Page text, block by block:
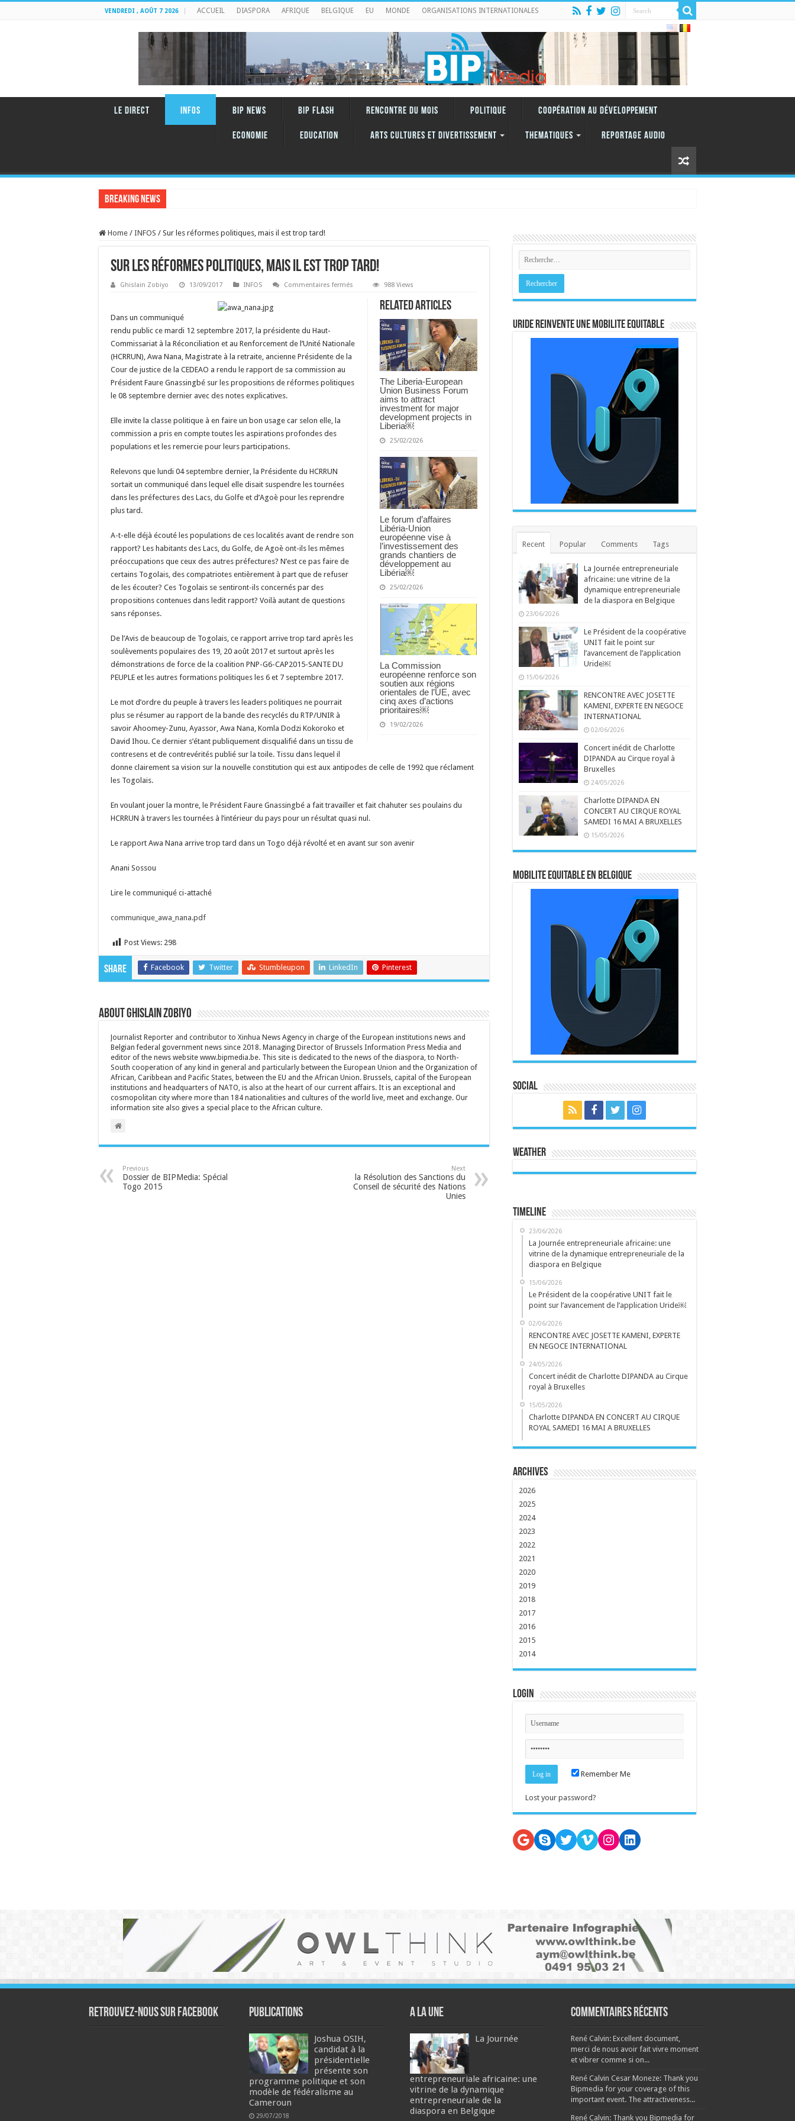
VENDREDI , AOÛT 7 2026 ACCUEIL DIASPORA AFRIQUE BELGIQUE EU MONDE ORGANISATIONS INTERNATIONALES
LE DIRECT INFOS BIP NEWS BIP FLASH RENCONTRE DU MOIS Politique Coopération au Développement
Economie Education ARTS CULTURES ET DIVERTISSEMENT THEMATIQUES REPORTAGE AUDIO
Breaking News
Home / INFOS / Sur les réformes politiques, mais il est trop tard!
Sur les réformes politiques, mais il est trop tard!
Ghislain Zobiyo 13/09/2017 INFOS Commentaires fermés
trop
988 Views
Related Articles
The Liberia-European
Union Business Forum
aims to attract
investment for major
development projects in
Liberia￼
25/02/2026
Le forum d’affaires
Libéria-Union
européenne vise à
l’investissement des
grands chantiers de
développement au
Libéria￼
25/02/2026
La Commission
européenne renforce son
soutien aux régions
orientales de l’UE, avec
cinq axes d’actions
prioritaires￼
19/02/2026
Dans un communiqué
rendu public ce mardi 12 septembre 2017, la présidente du Haut-
Commissariat à la Réconciliation et au Renforcement de l’Unité Nationale
(HCRRUN), Awa Nana, Magistrate à la retraite, ancienne Présidente de la
Cour de justice de la CEDEAO a rendu le rapport de sa commission au
Président Faure Gnassingbé sur les propositions de réformes politiques
le 08 septembre dernier avec des notes explicatives.
Elle invite la classe politique à en faire un bon usage car selon elle, la
commission a pris en compte toutes les aspirations profondes des
populations et les remercie pour leurs participations.
Relevons que lundi 04 septembre dernier, la Présidente du HCRRUN
sortait un communiqué dans lequel elle disait suspendre les tournées
dans les préfectures des Lacs, du Golfe et d’Agoè pour les reprendre
plus tard.
A-t-elle déjà écouté les populations de ces localités avant de rendre son
rapport? Les habitants des Lacs, du Golfe, de Agoè ont-ils les mêmes
préoccupations que ceux des autres préfectures? N’est ce pas faire de
certains Togolais, des compatriotes entièrement à part que de refuser
de les écouter? Ces Togolais se sentiront-ils concernés par des
propositions contenues dans ledit rapport? Voilà autant de questions
sans réponses.
De l’Avis de beaucoup de Togolais, ce rapport arrive trop tard après les
soulèvements populaires des 19, 20 août 2017 et surtout après les
démonstrations de force de la coalition PNP-G6-CAP2015-SANTE DU
PEUPLE et les autres formations politiques les 6 et 7 septembre 2017.
Le mot d’ordre du peuple à travers les leaders politiques ne pourrait
plus se résumer au rapport de la bande des recyclés du RTP/UNIR à
savoir Ahoomey-Zunu, Ayassor, Awa Nana, Komla Dodzi Kokoroko et
David Ihou. Ce dernier s’étant publiquement disqualifié dans un tissu de
contresens et de contrevérités publié sur la toile. Tissu dans lequel il
donne clairement sa vision sur la nouvelle constitution qui est aux antipodes de celle de 1992 que réclament
les Togolais.
En voulant jouer la montre, le Président Faure Gnassingbé a fait travailler et fait chahuter ses poulains du
HCRRUN à travers les tournées à l’intérieur du pays pour un résultat quasi nul.
Le rapport Awa Nana arrive trop tard dans un Togo déjà révolté et en avant sur son avenir
Anani Sossou
Lire le communiqué ci-attaché
communique_awa_nana.pdf
Post Views: 298
Share Facebook Twitter Stumbleupon LinkedIn Pinterest
About Ghislain Zobiyo
Journalist Reporter and contributor to Xinhua News Agency in charge of the European institutions news and
Belgian federal government news since 2018. Managing Director of Brussels Information Press Media and
editor of the news website www.bipmedia.be. This site is dedicated to the news of the diaspora, to North-
South cooperation of any kind in general and particularly between the European Union and the Organization of
African, Caribbean and Pacific States, between the EU and the African Union. Brussels, capital of the European
institutions and headquarters of NATO, is also at the heart of our current affairs. It is an exceptional and
cosmopolitan city where more than 184 nationalities and cultures of the world live, meet and exchange. Our
information site also gives a special place to the African culture.
Previous
Dossier de BIPMedia: Spécial
Togo 2015
Next
la Résolution des Sanctions du
Conseil de sécurité des Nations
Unies
URIDE REINVENTE UNE MOBILITE EQUITABLE
Recent Popular Comments Tags
La Journée entrepreneuriale
africaine: une vitrine de la
dynamique entrepreneuriale
de la diaspora en Belgique
23/06/2026
Le Président de la coopérative
UNIT fait le point sur
l’avancement de l’application
Uride￼
15/06/2026
RENCONTRE AVEC JOSETTE
KAMENI, EXPERTE EN NEGOCE
INTERNATIONAL
02/06/2026
Concert inédit de Charlotte
DIPANDA au Cirque royal à
Bruxelles
24/05/2026
Charlotte DIPANDA EN
CONCERT AU CIRQUE ROYAL
SAMEDI 16 MAI A BRUXELLES
15/05/2026
MOBILITE EQUITABLE EN BELGIQUE
Social
Weather
Timeline
23/06/2026
La Journée entrepreneuriale africaine: une
vitrine de la dynamique entrepreneuriale de la
diaspora en Belgique
15/06/2026
Le Président de la coopérative UNIT fait le
point sur l’avancement de l’application Uride￼
02/06/2026
RENCONTRE AVEC JOSETTE KAMENI, EXPERTE
EN NEGOCE INTERNATIONAL
24/05/2026
Concert inédit de Charlotte DIPANDA au Cirque
royal à Bruxelles
15/05/2026
Charlotte DIPANDA EN CONCERT AU CIRQUE
ROYAL SAMEDI 16 MAI A BRUXELLES
Archives
2026
2025
2024
2023
2022
2021
2020
2019
2018
2017
2016
2015
2014
Login
Remember Me
Lost your password?
Google
SkypeTwitter
VimeoInstagram
LinkedIn
Retrouvez-nous sur Facebook Publications
Joshua OSIH,
candidat à la
présidentielle
présente son
programme politique et son
modèle de fédéralisme au
Cameroun
29/07/2018
A la une
La Journée
entrepreneuriale africaine: une
vitrine de la dynamique
entrepreneuriale de la
diaspora en Belgique
Commentaires récents
René Calvin: Excellent document,
merci de nous avoir fait vivre moment
et vibrer comme si on...
René Calvin Cesar Moneze: Thank you
Bipmedia for your coverage of this
important event. The attractiveness...
René Calvin: Thank you Bipmedia for